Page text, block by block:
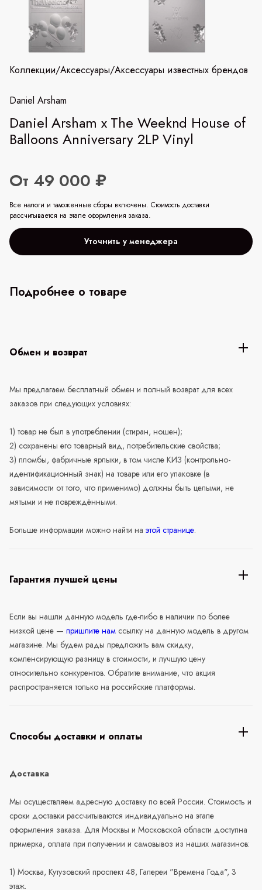
Коллекции/Аксессуары/Аксессуары известных брендов
Daniel Arsham
Daniel Arsham x The Weeknd House of
Balloons Anniversary 2LP Vinyl
От 49 000 ₽
Все налоги и таможенные сборы включены. Стоимость доставки
рассчитывается на этапе оформления заказа.
Уточнить у менеджера
Подробнее о товаре
Обмен и возврат
Мы предлагаем бесплатный обмен и полный возврат для всех
заказов при следующих условиях:
1) товар не был в употреблении (стиран, ношен);
2) сохранены его товарный вид, потребительские свойства;
3) пломбы, фабричные ярлыки, в том числе КИЗ (контрольно-
идентификационный знак) на товаре или его упаковке (в
зависимости от того, что применимо) должны быть целыми, не
мятыми и не повреждёнными.
Больше информации можно найти на этой странице.
Гарантия лучшей цены
Если вы нашли данную модель где-либо в наличии по более
низкой цене — пришлите нам ссылку на данную модель в другом
магазине. Мы будем рады предложить вам скидку,
компенсирующую разницу в стоимости, и лучшую цену
относительно конкурентов. Обратите внимание, что акция
распространяется только на российские платформы.
Способы доставки и оплаты
Доставка
Мы осуществляем адресную доставку по всей России. Стоимость и
сроки доставки рассчитываются индивидуально на этапе
оформления заказа. Для Москвы и Московской области доступна
примерка, оплата при получении и самовывоз из наших магазинов:
1) Москва, Кутузовский проспект 48, Галереи "Времена Года", 3
этаж.